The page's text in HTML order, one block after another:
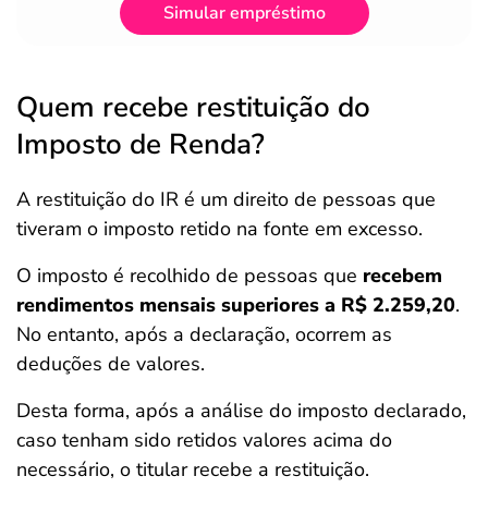
Simular empréstimo
Quem recebe restituição do
Imposto de Renda?
A restituição do IR é um direito de pessoas que
tiveram o imposto retido na fonte em excesso.
O imposto é recolhido de pessoas que recebem
rendimentos mensais superiores a R$ 2.259,20.
No entanto, após a declaração, ocorrem as
deduções de valores.
Desta forma, após a análise do imposto declarado,
caso tenham sido retidos valores acima do
necessário, o titular recebe a restituição.